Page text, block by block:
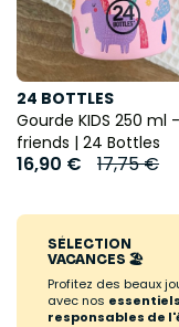
24 BOTTLES
Gourde KIDS 250 ml
friends | 24 Bottles
16,90 € 17,75 €
SÉLECTION
VACANCES 🏖️
Profitez des beaux
avec nos essentiels
responsables de